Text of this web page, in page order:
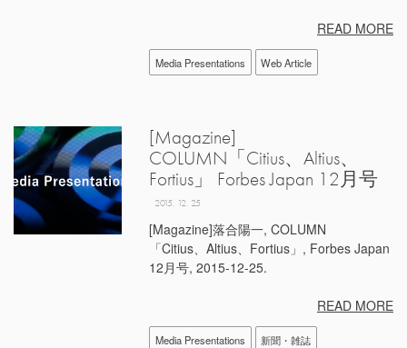
READ MORE
Media Presentations Web Article
[Magazine]
COLUMN「Citius、Altius、
Fortius」 Forbes Japan 12月号
2015. 12. 25
[Magazine]落合陽一, COLUMN
「Citius、Altius、Fortius」, Forbes Japan
12月号, 2015-12-25.
READ MORE
Media Presentations 新聞・雑誌